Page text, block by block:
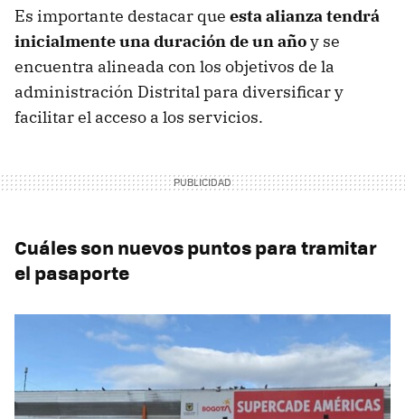
Es importante destacar que esta alianza tendrá
inicialmente una duración de un añoy se
encuentra alineada con los objetivos de la
administración Distrital para diversificar y
facilitar el acceso a los servicios.
Cuáles son nuevos puntos para tramitar
el pasaporte